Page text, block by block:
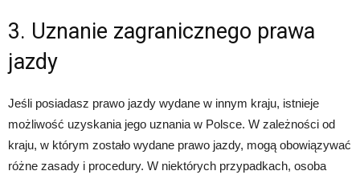
3. Uznanie zagranicznego prawa
jazdy
Jeśli posiadasz prawo jazdy wydane w innym kraju, istnieje
możliwość uzyskania jego uznania w Polsce. W zależności od
kraju, w którym zostało wydane prawo jazdy, mogą obowiązywać
różne zasady i procedury. W niektórych przypadkach, osoba